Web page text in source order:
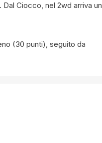
Dal Ciocco, nel 2wd arriva un
(30 punti), seguito da